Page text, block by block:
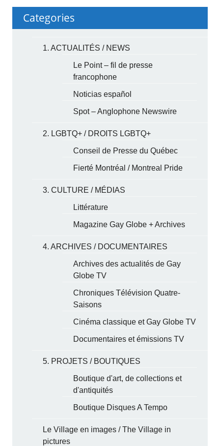
Categories
1. ACTUALITÉS / NEWS
Le Point – fil de presse
francophone
Noticias español
Spot – Anglophone Newswire
2. LGBTQ+ / DROITS LGBTQ+
Conseil de Presse du Québec
Fierté Montréal / Montreal Pride
3. CULTURE / MÉDIAS
Littérature
Magazine Gay Globe + Archives
4. ARCHIVES / DOCUMENTAIRES
Archives des actualités de Gay
Globe TV
Chroniques Télévision Quatre-
Saisons
Cinéma classique et Gay Globe TV
Documentaires et émissions TV
5. PROJETS / BOUTIQUES
Boutique d'art, de collections et
d'antiquités
Boutique Disques A Tempo
Le Village en images / The Village in
pictures